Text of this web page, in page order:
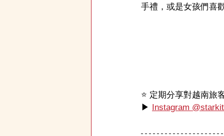
手禮，或是女孩們喜
⭐️ 定期分享對越南旅
▶
Instagram